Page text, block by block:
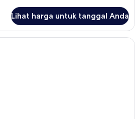
Lihat harga untuk tanggal Anda
Superior Family | Meja kerja,